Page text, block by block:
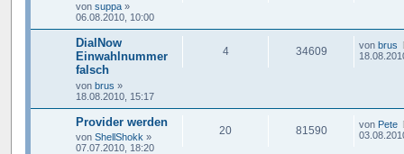
von suppa »
06.08.2010, 10:00
DialNow
Einwahlnummer
falsch
von brus »
18.08.2010, 15:17
4 34609 von brus
Provider werden
von ShellShokk »
07.07.2010, 18:20
20 81590 von Pete